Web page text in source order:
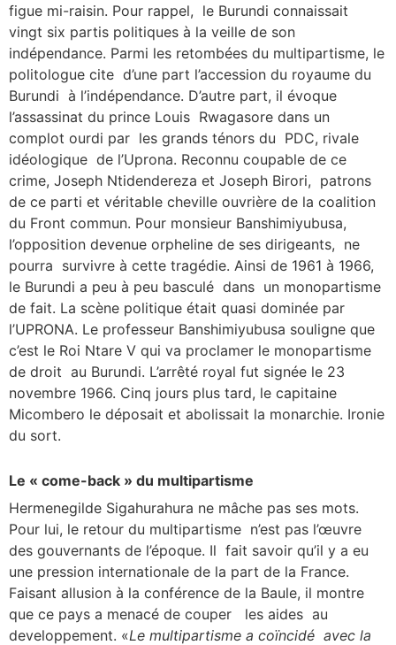
figue mi-raisin. Pour rappel, le Burundi connaissait
vingt six partis politiques à la veille de son
indépendance. Parmi les retombées du multipartisme, le
politologue cite d’une part l’accession du royaume du
Burundi à l’indépendance. D’autre part, il évoque
l’assassinat du prince Louis Rwagasore dans un
complot ourdi par les grands ténors du PDC, rivale
idéologique de l’Uprona. Reconnu coupable de ce
crime, Joseph Ntidendereza et Joseph Birori, patrons
de ce parti et véritable cheville ouvrière de la coalition
du Front commun. Pour monsieur Banshimiyubusa,
l’opposition devenue orpheline de ses dirigeants, ne
pourra survivre à cette tragédie. Ainsi de 1961 à 1966,
le Burundi a peu à peu basculé dans un monopartisme
de fait. La scène politique était quasi dominée par
l’UPRONA. Le professeur Banshimiyubusa souligne que
c’est le Roi Ntare V qui va proclamer le monopartisme
de droit au Burundi. L’arrêté royal fut signée le 23
novembre 1966. Cinq jours plus tard, le capitaine
Micombero le déposait et abolissait la monarchie. Ironie
du sort.
Le « come-back » du multipartisme
Hermenegilde Sigahurahura ne mâche pas ses mots.
Pour lui, le retour du multipartisme n’est pas l’œuvre
des gouvernants de l’époque. Il fait savoir qu’il y a eu
une pression internationale de la part de la France.
Faisant allusion à la conférence de la Baule, il montre
que ce pays a menacé de couper les aides au
developpement. «Le multipartisme a coïncidé avec la